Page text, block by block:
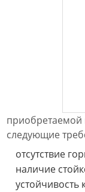
приобретаемой
следующие
отсутствие
наличие
устойчивость